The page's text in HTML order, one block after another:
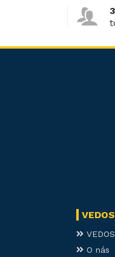
O nás